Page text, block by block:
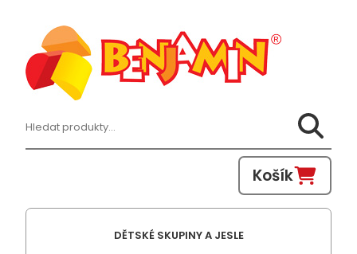
Hledat:
Košík
DĚTSKÉ SKUPINY A JESLE